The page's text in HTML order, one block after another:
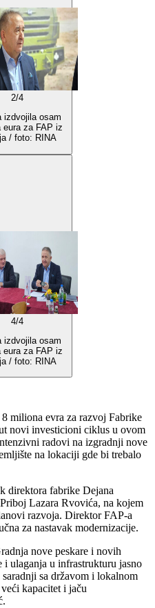
2/4
izdvojila osam
eura za FAP iz
/ foto: RINA
4/4
izdvojila osam
eura za FAP iz
/ foto: RINA
miliona evra za razvoj Fabrike
novi investicioni ciklus u ovom
radovi na izgradnji nove
na lokaciji gde bi trebalo
direktora fabrike Dejana
Lazara Rvovića, na kojem
razvoja. Direktor FAP-a
za nastavak modernizacije.
nove peskare i novih
i ulaganja u infrastrukturu jasno
sa državom i lokalnom
kapacitet i jaču